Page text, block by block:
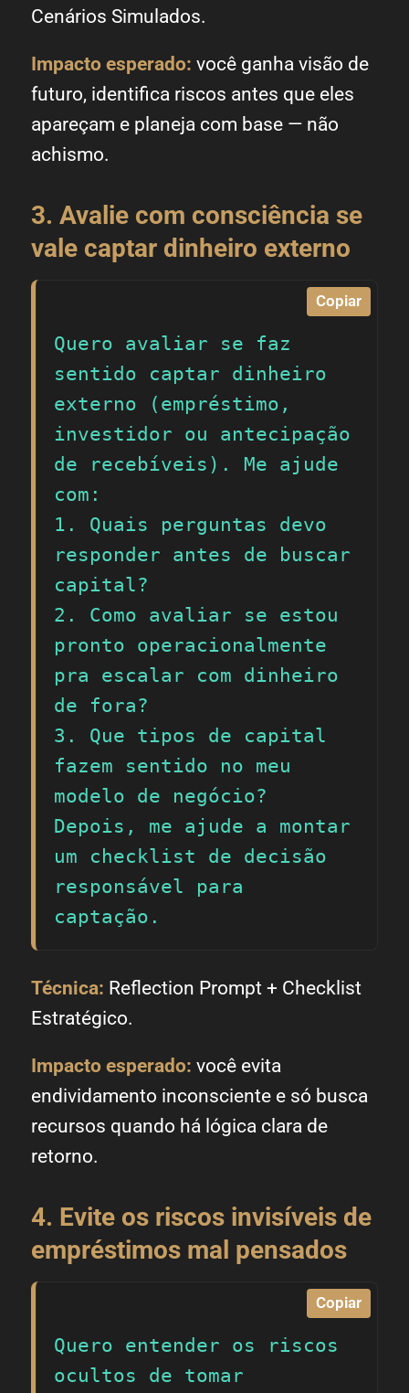
Cenários Simulados.
Impacto esperado: você ganha visão de
futuro, identifica riscos antes que eles
apareçam e planeja com base — não
achismo.
3. Avalie com consciência se
vale captar dinheiro externo
Copiar
Quero avaliar se faz
sentido captar dinheiro
externo (empréstimo,
investidor ou antecipação
de recebíveis). Me ajude
com:
1. Quais perguntas devo
responder antes de buscar
capital?
2. Como avaliar se estou
pronto operacionalmente
pra escalar com dinheiro
de fora?
3. Que tipos de capital
fazem sentido no meu
modelo de negócio?
Depois, me ajude a montar
um checklist de decisão
responsável para
captação.
Técnica: Reflection Prompt + Checklist
Estratégico.
Impacto esperado: você evita
endividamento inconsciente e só busca
recursos quando há lógica clara de
retorno.
4. Evite os riscos invisíveis de
empréstimos mal pensados
Copiar
Quero entender os riscos
ocultos de tomar